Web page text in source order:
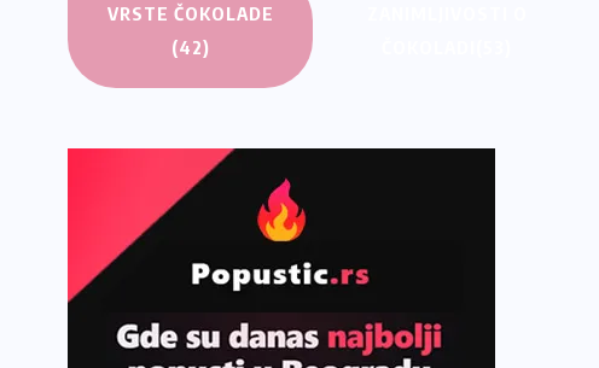
VRSTE ČOKOLADE
(42)